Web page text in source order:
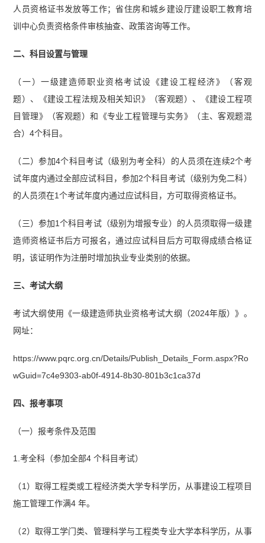
人员资格证书发放等工作；省住房和城乡建设厅建设职工教育培
训中心负责资格条件审核抽查、政策咨询等工作。
二、科目设置与管理
（一）一级建造师职业资格考试设《建设工程经济》（客观
题）、《建设工程法规及相关知识》（客观题）、《建设工程项
目管理》（客观题）和《专业工程管理与实务》（主、客观题混
合）4个科目。
（二）参加4个科目考试（级别为考全科）的人员须在连续2个考
试年度内通过全部应试科目，参加2个科目考试（级别为免二科）
的人员须在1个考试年度内通过应试科目，方可取得资格证书。
（三）参加1个科目考试（级别为增报专业）的人员须取得一级建
造师资格证书后方可报名，通过应试科目后方可取得成绩合格证
明，该证明作为注册时增加执业专业类别的依据。
三、考试大纲
考试大纲使用《一级建造师执业资格考试大纲（2024年版）》。
网址：
https://www.pqrc.org.cn/Details/Publish_Details_Form.aspx?Ro
wGuid=7c4e9303-ab0f-4914-8b30-801b3c1ca37d
四、报考事项
（一）报考条件及范围
1.考全科（参加全部4 个科目考试）
（1）取得工程类或工程经济类大学专科学历，从事建设工程项目
施工管理工作满4 年。
（2）取得工学门类、管理科学与工程类专业大学本科学历，从事